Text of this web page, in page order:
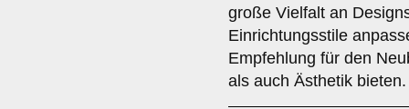
große Vielfalt an
Einrichtungsstile
Empfehlung für den
als auch Ästhetik bieten.